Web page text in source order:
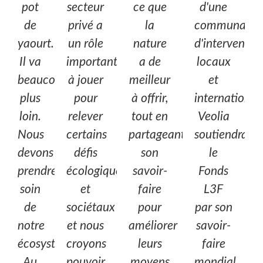
pot
de
yaourt.
Il va
beaucoup
plus
loin.
Nous
devons
prendre
soin
de
notre
écosystème.
secteur
privé a
un rôle
important
à jouer
pour
relever
certains
défis
écologiques
et
sociétaux
et nous
croyons
ce que
la
nature
a de
meilleur
à offrir,
tout en
partageant
son
savoir-
faire
pour
améliorer
leurs
d'une
communauté
locaux
et
Veolia
soutiendra
le
Fonds
L3F
par son
savoir-
faire